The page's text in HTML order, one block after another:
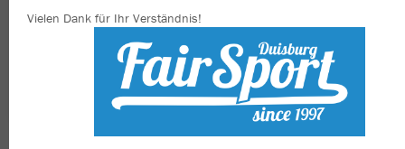
Vielen Dank für Ihr Verständnis!
Alle ablehnen
mehr Infos
Datenschutz
Impressum